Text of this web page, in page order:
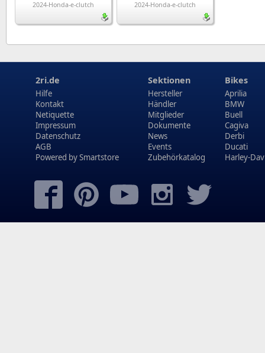
2024-Honda-e-clutch 2024-Honda-e-clutch
2ri.de
Hilfe
Kontakt
Netiquette
Impressum
Datenschutz
AGB
Powered bySmartstore
Sektionen
Hersteller
Händler
Mitglieder
Dokumente
News
Events
Zubehörkatalog
Bikes
Aprilia
BMW
Buell
Cagiva
Derbi
Ducati
Harley-